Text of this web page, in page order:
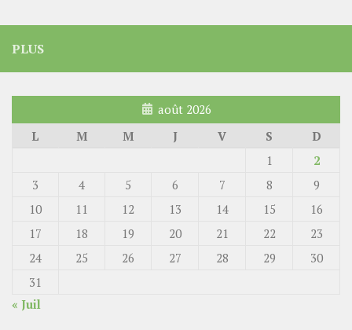
PLUS
août 2026
L
M M J V S
D
1
2
3
4 5 6 7 8
9
10
11 12 13 14 15
16
17
18 19 20 21 22
23
24
25 26 27 28 29
30
31
« Juil